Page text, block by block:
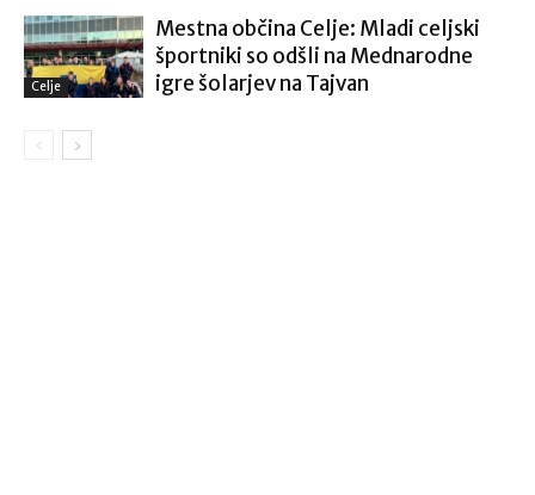
Celje
Mestna občina Celje: Mladi celjski
športniki so odšli na Mednarodne
igre šolarjev na Tajvan